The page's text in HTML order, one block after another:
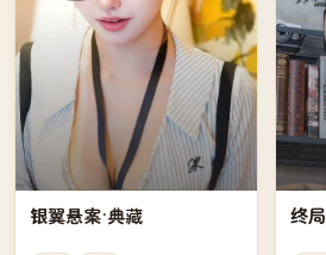
银翼悬案·典藏 终